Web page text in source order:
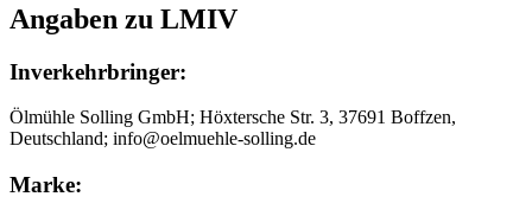
Angaben zu LMIV
Inverkehrbringer:
Ölmühle Solling GmbH; Höxtersche Str. 3, 37691 Boffzen,
Deutschland; info@oelmuehle-solling.de
Marke: